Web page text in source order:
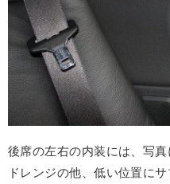
後席の左右の内装には、写
ドレンジの他、低い位置に